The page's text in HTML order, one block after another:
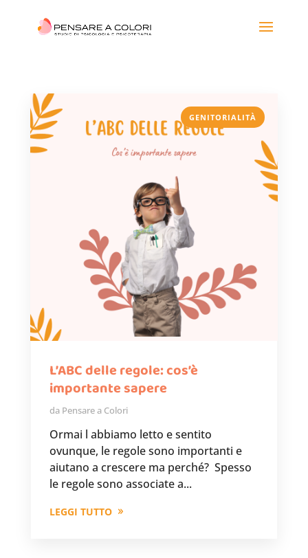
GENITORIALITÀ
L’ABC delle regole: cos’è
importante sapere
da Pensare a Colori
Ormai l abbiamo letto e sentito
ovunque, le regole sono importanti e
aiutano a crescere ma perché? Spesso
le regole sono associate a...
LEGGI TUTTO